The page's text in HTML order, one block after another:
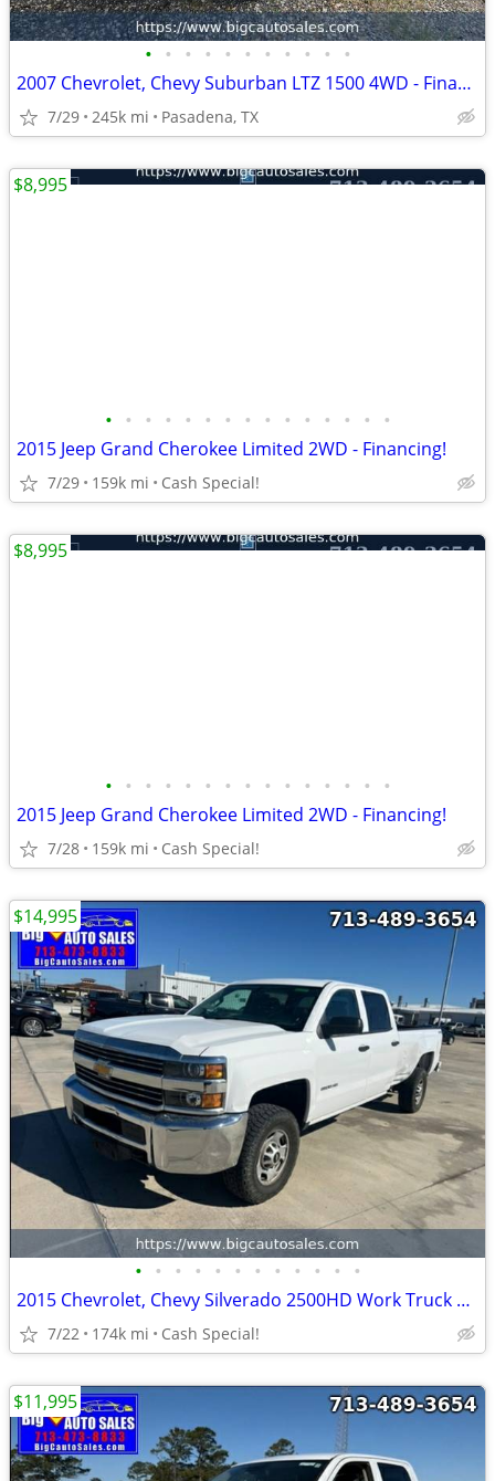
• • • • • • • • • • •
2007 Chevrolet, Chevy Suburban LTZ 1500 4WD - Financing!
7/29 245k mi Pasadena, TX
• • • • • • • • • • • • • • •
2015 Jeep Grand Cherokee Limited 2WD - Financing!
7/29 159k mi Cash Special!
$8,995
• • • • • • • • • • • • • • •
2015 Jeep Grand Cherokee Limited 2WD - Financing!
7/28 159k mi Cash Special!
$8,995
• • • • • • • • • • • •
2015 Chevrolet, Chevy Silverado 2500HD Work Truck Crew Cab Long Box 4WD - Financ
7/22 174k mi Cash Special!
$14,995
$11,995